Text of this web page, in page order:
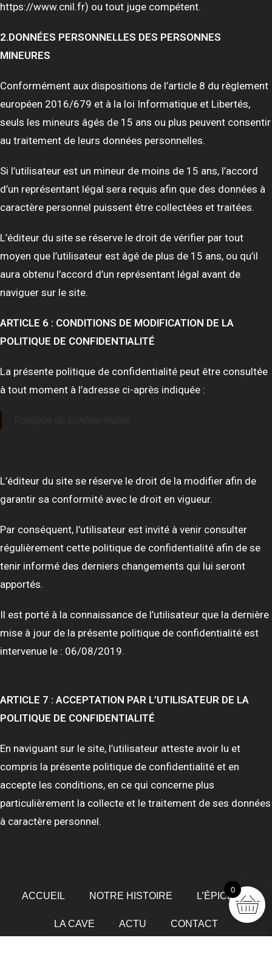
https://www.cnil.fr) ou tout juge compétent.
2.DONNÉES PERSONNELLES DES PERSONNES
MINEURES
Conformément aux dispositions de l’article 8 du règlement
européen 2016/679 et à la loi Informatique et Libertés,
seuls les mineurs âgés de 15 ans ou plus peuvent consentir
au traitement de leurs données personnelles.
Si l’utilisateur est un mineur de moins de 15 ans, l’accord
d’un représentant légal sera requis afin que des données à
caractère personnel puissent être collectées et traitées.
L’éditeur du site se réserve le droit de vérifier par tout
moyen que l’utilisateur est âgé de plus de 15 ans, ou qu’il
aura obtenu l’accord d’un représentant légal avant de
naviguer sur le site.
ARTICLE 6 : CONDITIONS DE MODIFICATION DE LA
POLITIQUE DE CONFIDENTIALITÉ
La présente politique de confidentialité peut être consultée
à tout moment à l’adresse ci-après indiquée :
L’éditeur du site se réserve le droit de la modifier afin de
garantir sa conformité avec le droit en vigueur.
Par conséquent, l’utilisateur est invité à venir consulter
régulièrement cette politique de confidentialité afin de se
tenir informé des derniers changements qui lui seront
apportés.
Il est porté à la connaissance de l’utilisateur que la dernière
mise à jour de la présente politique de confidentialité est
intervenue le : 06/08/2019.
ARTICLE 7 : ACCEPTATION PAR L’UTILISATEUR DE LA
POLITIQUE DE CONFIDENTIALITÉ
En naviguant sur le site, l’utilisateur atteste avoir lu et
compris la présente politique de confidentialité et en
accepte les conditions, en ce qui concerne plus
particulièrement la collecte et le traitement de ses données
à caractère personnel.
ACCUEIL NOTRE HISTOIRE L’ÉPICERIE
LA CAVE ACTU CONTACT
0